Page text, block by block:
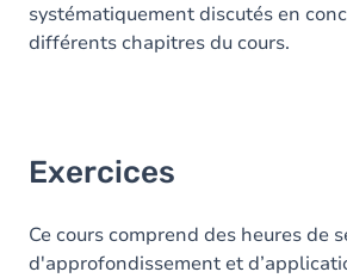
systématiquement discutés en
différents chapitres du cours.
Exercices
Ce cours comprend des heures de
d'approfondissement et